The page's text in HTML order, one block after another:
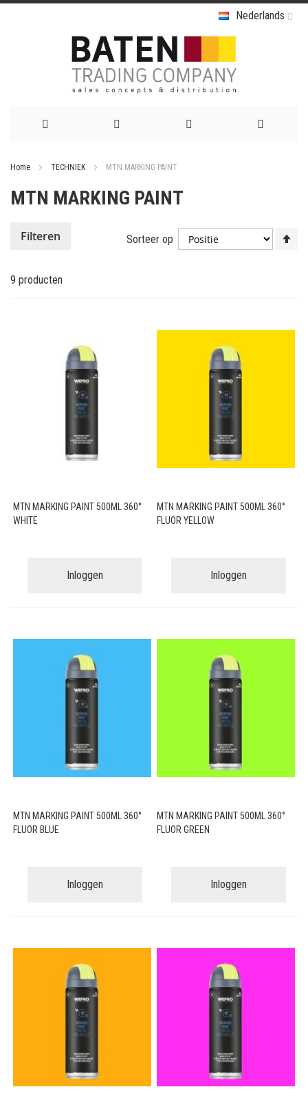
Nederlands
de
Home TECHNIEK MTN MARKING PAINT
MTN MARKING PAINT
9 producten
Sorteer op
MTN MARKING PAINT 500ML 360°
WHITE
Inloggen
MTN MARKING PAINT 500ML 360°
FLUOR YELLOW
Inloggen
MTN MARKING PAINT 500ML 360°
FLUOR BLUE
Inloggen
MTN MARKING PAINT 500ML 360°
FLUOR GREEN
Inloggen
Filteren